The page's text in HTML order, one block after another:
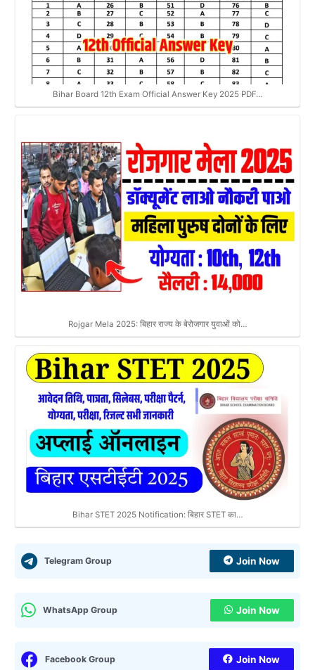
Bihar Board 12th Exam Official Answer Key 2025 PDF…
Rojgar Mela 2025: बिहार राज्य के बेरोजगार युवाओं को…
Bihar STET 2025 Notification: बिहार STET का…
Telegram Group Join Now
WhatsApp Group Join Now
Facebook Group Join Now